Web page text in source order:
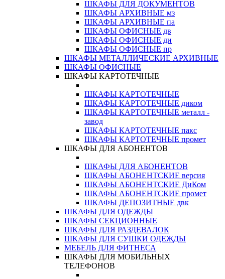
ШКАФЫ ДЛЯ ДОКУМЕНТОВ
ШКАФЫ АРХИВНЫЕ мз
ШКАФЫ АРХИВНЫЕ па
ШКАФЫ ОФИСНЫЕ дв
ШКАФЫ ОФИСНЫЕ ди
ШКАФЫ ОФИСНЫЕ пр
ШКАФЫ МЕТАЛЛИЧЕСКИЕ АРХИВНЫЕ
ШКАФЫ ОФИСНЫЕ
ШКАФЫ КАРТОТЕЧНЫЕ
ШКАФЫ КАРТОТЕЧНЫЕ
ШКАФЫ КАРТОТЕЧНЫЕ диком
ШКАФЫ КАРТОТЕЧНЫЕ металл -
завод
ШКАФЫ КАРТОТЕЧНЫЕ пакс
ШКАФЫ КАРТОТЕЧНЫЕ промет
ШКАФЫ ДЛЯ АБОНЕНТОВ
ШКАФЫ ДЛЯ АБОНЕНТОВ
ШКАФЫ АБОНЕНТСКИЕ версия
ШКАФЫ АБОНЕНТСКИЕ ДиКом
ШКАФЫ АБОНЕНТСКИЕ промет
ШКАФЫ ДЕПОЗИТНЫЕ двк
ШКАФЫ ДЛЯ ОДЕЖДЫ
ШКАФЫ СЕКЦИОННЫЕ
ШКАФЫ ДЛЯ РАЗДЕВАЛОК
ШКАФЫ ДЛЯ СУШКИ ОДЕЖДЫ
МЕБЕЛЬ ДЛЯ ФИТНЕСА
ШКАФЫ ДЛЯ МОБИЛЬНЫХ
ТЕЛЕФОНОВ